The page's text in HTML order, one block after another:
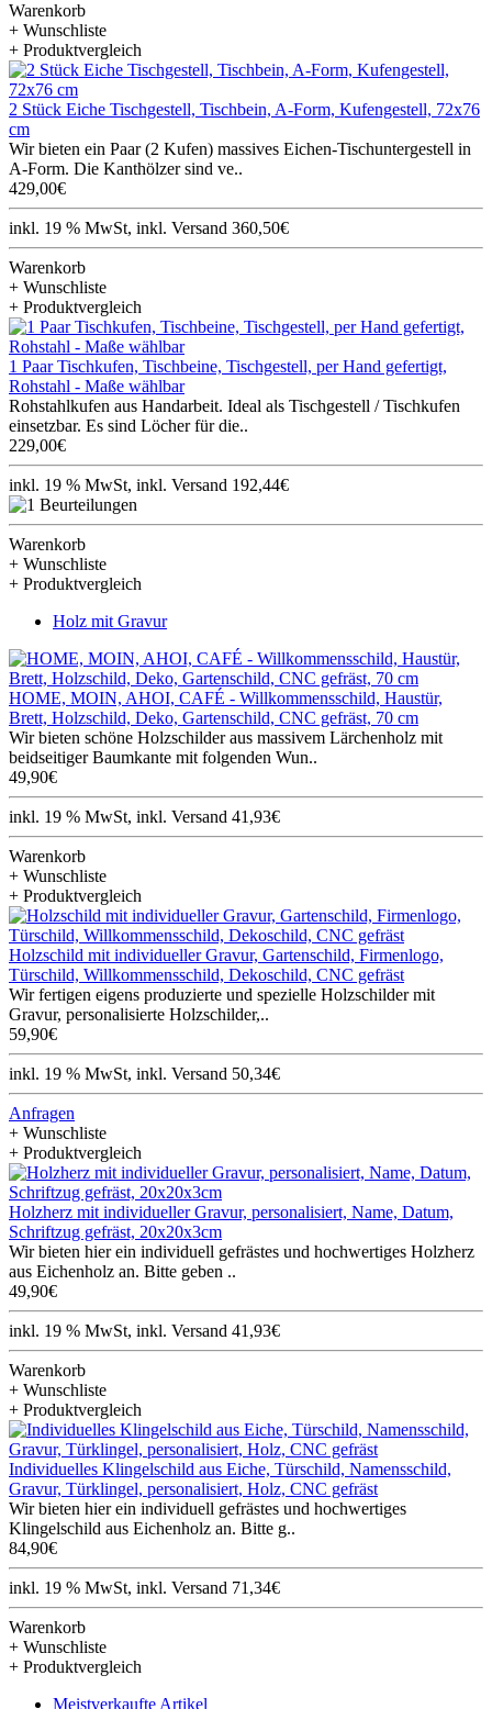
Warenkorb
+ Wunschliste
+ Produktvergleich
2 Stück Eiche Tischgestell, Tischbein, A-Form, Kufengestell, 72x76
cm
Wir bieten ein Paar (2 Kufen) massives Eichen-Tischuntergestell in
A-Form. Die Kanthölzer sind ve..
429,00€
inkl. 19 % MwSt, inkl. Versand 360,50€
Warenkorb
+ Wunschliste
+ Produktvergleich
1 Paar Tischkufen, Tischbeine, Tischgestell, per Hand gefertigt,
Rohstahl - Maße wählbar
Rohstahlkufen aus Handarbeit. Ideal als Tischgestell / Tischkufen
einsetzbar. Es sind Löcher für die..
229,00€
inkl. 19 % MwSt, inkl. Versand 192,44€
Warenkorb
+ Wunschliste
+ Produktvergleich
Holz mit Gravur
HOME, MOIN, AHOI, CAFÉ - Willkommensschild, Haustür,
Brett, Holzschild, Deko, Gartenschild, CNC gefräst, 70 cm
Wir bieten schöne Holzschilder aus massivem Lärchenholz mit
beidseitiger Baumkante mit folgenden Wun..
49,90€
inkl. 19 % MwSt, inkl. Versand 41,93€
Warenkorb
+ Wunschliste
+ Produktvergleich
Holzschild mit individueller Gravur, Gartenschild, Firmenlogo,
Türschild, Willkommensschild, Dekoschild, CNC gefräst
Wir fertigen eigens produzierte und spezielle Holzschilder mit
Gravur, personalisierte Holzschilder,..
59,90€
inkl. 19 % MwSt, inkl. Versand 50,34€
Anfragen
+ Wunschliste
+ Produktvergleich
Holzherz mit individueller Gravur, personalisiert, Name, Datum,
Schriftzug gefräst, 20x20x3cm
Wir bieten hier ein individuell gefrästes und hochwertiges Holzherz
aus Eichenholz an. Bitte geben ..
49,90€
inkl. 19 % MwSt, inkl. Versand 41,93€
Warenkorb
+ Wunschliste
+ Produktvergleich
Individuelles Klingelschild aus Eiche, Türschild, Namensschild,
Gravur, Türklingel, personalisiert, Holz, CNC gefräst
Wir bieten hier ein individuell gefrästes und hochwertiges
Klingelschild aus Eichenholz an. Bitte g..
84,90€
inkl. 19 % MwSt, inkl. Versand 71,34€
Warenkorb
+ Wunschliste
+ Produktvergleich
Meistverkaufte Artikel